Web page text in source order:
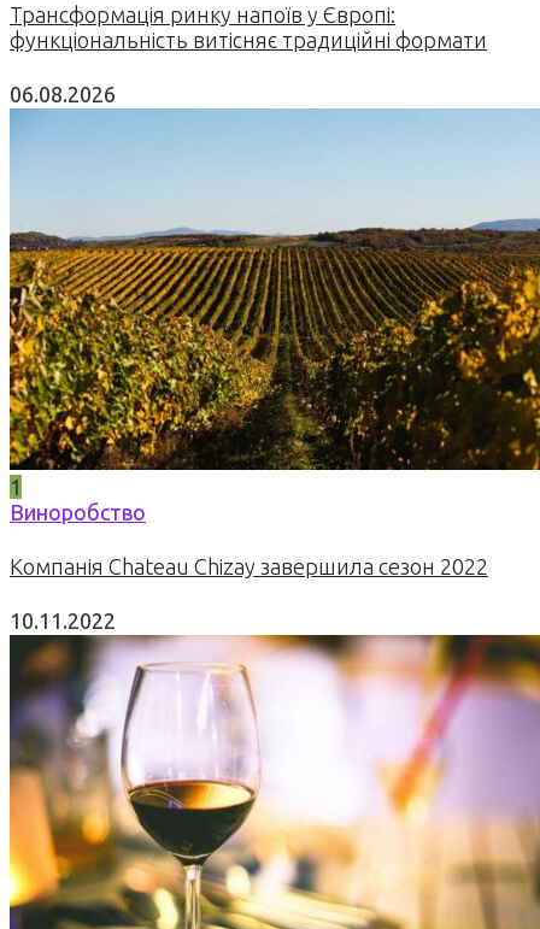
Трансформація ринку напоїв у Європі:
функціональність витісняє традиційні формати
06.08.2026
1
Виноробство
Компанія Chateau Chizay завершила сезон 2022
10.11.2022